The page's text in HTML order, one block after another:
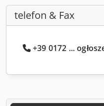
telefon & Fax
+39 0172 ...